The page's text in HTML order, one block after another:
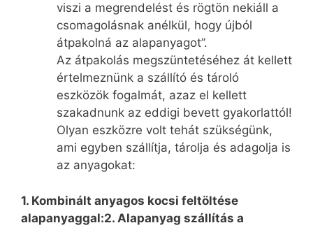
viszi a megrendelést és rögtön nekiáll a
csomagolásnak anélkül, hogy újból
átpakolná az alapanyagot”.
Az átpakolás megszüntetéséhez át kellett
értelmeznünk a szállító és tároló
eszközök fogalmát, azaz el kellett
szakadnunk az eddigi bevett gyakorlattól!
Olyan eszközre volt tehát szükségünk,
ami egyben szállítja, tárolja és adagolja is
az anyagokat:
1. Kombinált anyagos kocsi feltöltése
alapanyaggal:2. Alapanyag szállítás a